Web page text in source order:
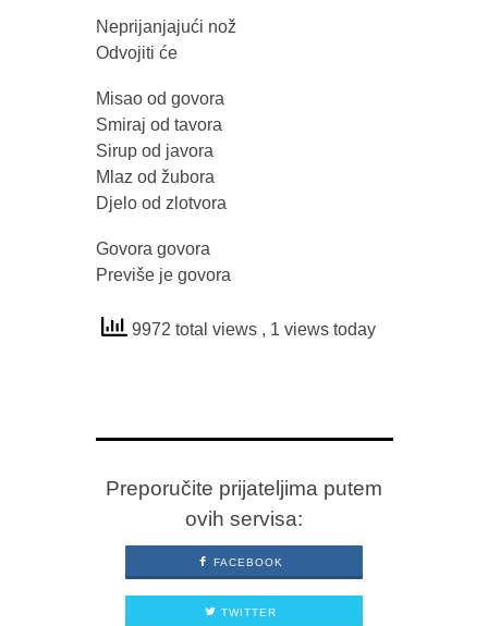
Neprijanjajući nož
Odvojiti će
Misao od govora
Smiraj od tavora
Sirup od javora
Mlaz od žubora
Djelo od zlotvora
Govora govora
Previše je govora
9972 total views , 1 views today
Preporučite prijateljima putem
ovih servisa:
FACEBOOK
TWITTER